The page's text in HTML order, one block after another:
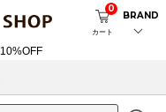
カート
0
BRAND